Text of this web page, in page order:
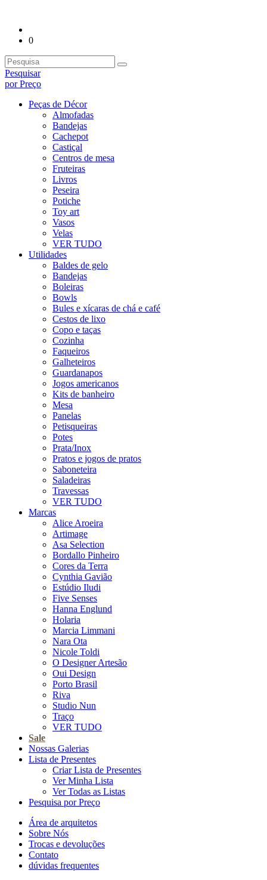
0
Pesquisar
por Preço
Peças de Décor
Almofadas
Bandejas
Cachepot
Castiçal
Centros de mesa
Fruteiras
Livros
Peseira
Potiche
Toy art
Vasos
Velas
VER TUDO
Utilidades
Baldes de gelo
Bandejas
Boleiras
Bowls
Bules e xícaras de chá e café
Cestos de lixo
Copo e taças
Cozinha
Faqueiros
Galheteiros
Guardanapos
Jogos americanos
Kits de banheiro
Mesa
Panelas
Petisqueiras
Potes
Prata/Inox
Pratos e jogos de pratos
Saboneteira
Saladeiras
Travessas
VER TUDO
Marcas
Alice Aroeira
Artimage
Asa Selection
Bordallo Pinheiro
Cores da Terra
Cynthia Gavião
Estúdio Iludi
Five Senses
Hanna Englund
Holaria
Marcia Limmani
Nara Ota
Nicole Toldi
O Designer Artesão
Oui Design
Porto Brasil
Riva
Studio Nun
Traço
VER TUDO
Sale
Nossas Galerias
Lista de Presentes
Criar Lista de Presentes
Ver Minha Lista
Ver Todas as Listas
Pesquisa por Preço
Área de arquitetos
Sobre Nós
Trocas e devoluções
Contato
dúvidas frequentes